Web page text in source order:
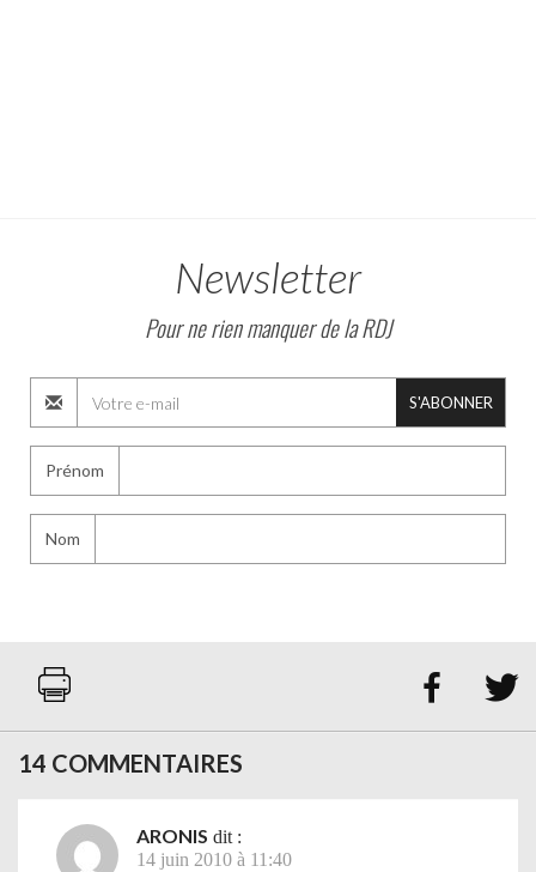
Newsletter
Pour ne rien manquer de la RDJ
S'ABONNER
Prénom
Nom
 
14 COMMENTAIRES
ARONIS dit :
14 juin 2010 à 11:40